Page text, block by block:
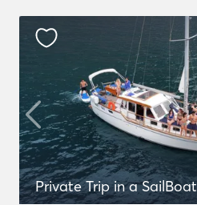
Private Trip in a SailBoat